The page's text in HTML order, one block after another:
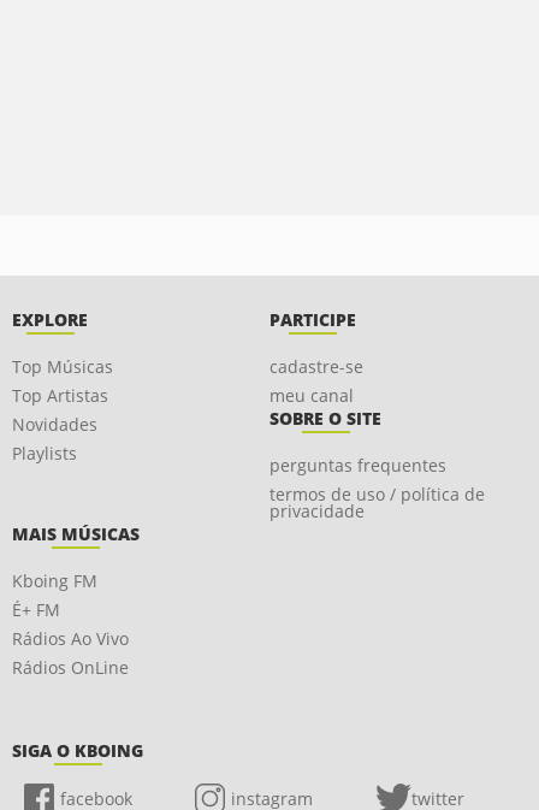
EXPLORE
Top Músicas
Top Artistas
Novidades
Playlists
PARTICIPE
cadastre-se
meu canal
SOBRE O SITE
perguntas frequentes
termos de uso / política de
privacidade
MAIS MÚSICAS
Kboing FM
É+ FM
Rádios Ao Vivo
Rádios OnLine
SIGA O KBOING
facebook instagram twitter